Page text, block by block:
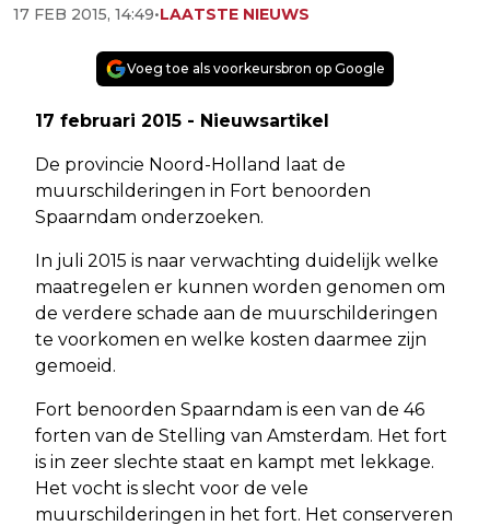
17 FEB 2015, 14:49•LAATSTE NIEUWS
Voeg toe als voorkeursbron op Google
17 februari 2015 - Nieuwsartikel
De provincie Noord-Holland laat de
muurschilderingen in Fort benoorden
Spaarndam onderzoeken.
In juli 2015 is naar verwachting duidelijk welke
maatregelen er kunnen worden genomen om
de verdere schade aan de muurschilderingen
te voorkomen en welke kosten daarmee zijn
gemoeid.
Fort benoorden Spaarndam is een van de 46
forten van de Stelling van Amsterdam. Het fort
is in zeer slechte staat en kampt met lekkage.
Het vocht is slecht voor de vele
muurschilderingen in het fort. Het conserveren